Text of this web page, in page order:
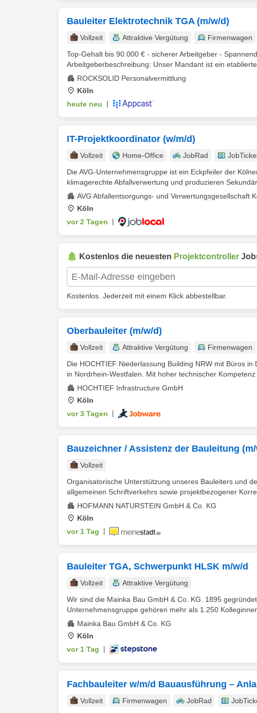
Bauleiter Elektrotechnik TGA (m/w/d)
Vollzeit Attraktive Vergütung
Firmenwagen
Top-Gehalt bis 90.000 € - sicherer Arbeitgeber -
Arbeitgeberbeschreibung: Unser Mandant ist ein
ROCKSOLID Personalvermittlung
Köln
heute neu
IT-Projektkoordinator (w/m/d)
Vollzeit Home-Office JobRad
Die AVG-Unternehmensgruppe ist ein Eckpfeiler der
klimagerechte Abfallverwertung und produzieren
AVG Abfallentsorgungs- und Verwertungsgesellschaft
Köln
vor 2 Tagen
Kostenlos die neuesten Projektcontroller
Kostenlos. Jederzeit mit einem Klick abbestellbar.
Oberbauleiter (m/w/d)
Vollzeit Attraktive Vergütung
Firmenwagen
Die HOCHTIEF Niederlassung Building NRW mit Büros
in Nordrhein-Westfalen. Mit hoher technischer Kompetenz
HOCHTIEF Infrastructure GmbH
Köln
vor 3 Tagen
Bauzeichner / Assistenz der Bauleitung
Vollzeit
Organisatorische Unterstützung unseres Bauleiters und
allgemeinen Schriftverkehrs sowie projektbezogener
HOFMANN NATURSTEIN GmbH & Co. KG
Köln
vor 1 Tag
Bauleiter TGA, Schwerpunkt HLSK m/w/d
Vollzeit
Attraktive Vergütung
Wir sind die Mainka Bau GmbH & Co. KG. 1895
Unternehmensgruppe gehören mehr als 1.250
Mainka Bau GmbH & Co. KG
Köln
vor 1 Tag
Fachbauleiter w/m/d Bauausführung –
Vollzeit Firmenwagen JobRad